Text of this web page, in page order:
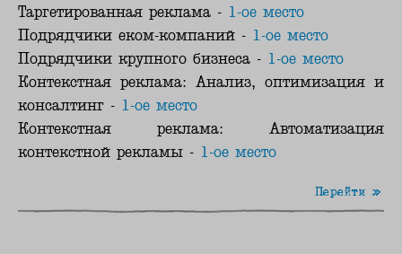
Таргетированная реклама - 1-ое место
Подрядчики еком-компаний - 1-ое место
Подрядчики крупного бизнеса - 1-ое место
Контекстная реклама: Анализ, оптимизация и
консалтинг - 1-ое место
Контекстная реклама: Автоматизация
контекстной рекламы - 1-ое место
Перейти »